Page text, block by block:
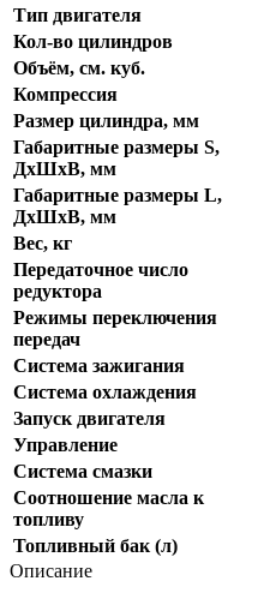
Тип двигателя
Кол-во цилиндров
Объём, см. куб.
Компрессия
Размер цилиндра, мм
Габаритные размеры S,
ДхШхВ, мм
Габаритные размеры L,
ДхШхВ, мм
Вес, кг
Передаточное число
редуктора
Режимы переключения
передач
Система зажигания
Система охлаждения
Запуск двигателя
Управление
Система смазки
Соотношение масла к
топливу
Топливный бак (л)
Описание